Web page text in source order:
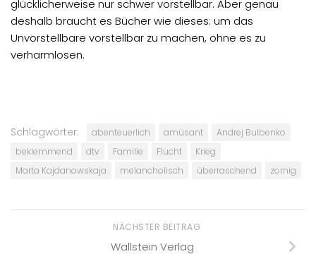
glücklicherweise nur schwer vorstellbar. Aber genau
deshalb braucht es Bücher wie dieses: um das
Unvorstellbare vorstellbar zu machen, ohne es zu
verharmlosen.
Schlagwörter: abenteuerlich amüsant
Andrej Bulbenko
beklemmend
dtv Familie Flucht
Krieg
Marta Kajdanowskaja
melancholisch überraschend zornig
NÄCHSTER BEITRAG
Wallstein Verlag